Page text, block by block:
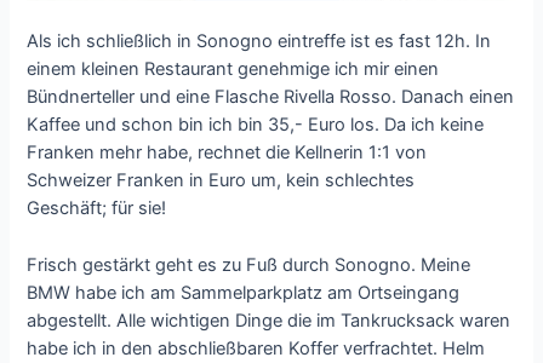
Als ich schließlich in Sonogno eintreffe ist es fast 12h. In
einem kleinen Restaurant genehmige ich mir einen
Bündnerteller und eine Flasche Rivella Rosso. Danach einen
Kaffee und schon bin ich bin 35,- Euro los. Da ich keine
Franken mehr habe, rechnet die Kellnerin 1:1 von
Schweizer Franken in Euro um, kein schlechtes
Geschäft; für sie!
Frisch gestärkt geht es zu Fuß durch Sonogno. Meine
BMW habe ich am Sammelparkplatz am Ortseingang
abgestellt. Alle wichtigen Dinge die im Tankrucksack waren
habe ich in den abschließbaren Koffer verfrachtet. Helm